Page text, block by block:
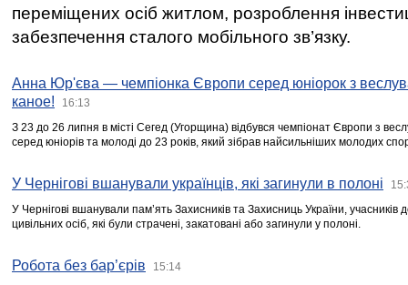
переміщених осіб житлом, розроблення
забезпечення сталого мобільного зв’язку.
Анна Юр'єва — чемпіонка Європи серед юніорок з
каное!
16:13
З 23 до 26 липня в місті Сегед (Угорщина) відбувся чемпіонат Європи з
серед юніорів та молоді до 23 років, який зібрав найсильніших молодих
У Чернігові вшанували українців, які загинули в полоні
У Чернігові вшанували пам’ять Захисників та Захисниць України,
цивільних осіб, які були страчені, закатовані або загинули у полоні.
Робота без бар’єрів 15:14